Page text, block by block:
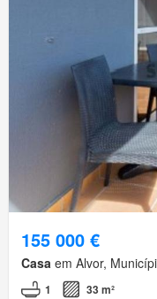
155 000 €
Casa em Alvor,
1 33 m²